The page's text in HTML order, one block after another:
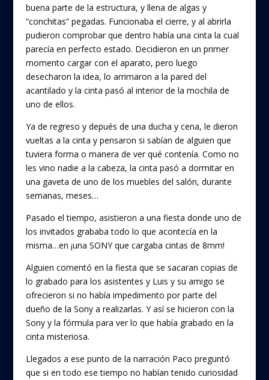
buena parte de la estructura, y llena de algas y
“conchitas” pegadas. Funcionaba el cierre, y al abrirla
pudieron comprobar que dentro había una cinta la cual
parecía en perfecto estado. Decidieron en un primer
momento cargar con el aparato, pero luego
desecharon la idea, lo arrimaron a la pared del
acantilado y la cinta pasó al interior de la mochila de
uno de ellos.
Ya de regreso y depués de una ducha y cena, le dieron
vueltas a la cinta y pensaron si sabían de alguien que
tuviera forma o manera de ver qué contenía. Como no
les vino nadie a la cabeza, la cinta pasó a dormitar en
una gaveta de uno de los muebles del salón, durante
semanas, meses…
Pasado el tiempo, asistieron a una fiesta donde uno de
los invitados grababa todo lo que acontecía en la
misma…en ¡una SONY que cargaba cintas de 8mm!
Alguien comentó en la fiesta que se sacaran copias de
lo grabado para los asistentes y Luis y su amigo se
ofrecieron si no había impedimento por parte del
dueño de la Sony a realizarlas. Y así se hicieron con la
Sony y la fórmula para ver lo que había grabado en la
cinta misteriosa.
Llegados a ese punto de la narración Paco preguntó
que si en todo ese tiempo no habían tenido curiosidad